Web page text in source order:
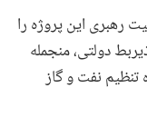
رهبری این پروژه را
دولتی، منجمله
تنظیم نفت و گاز